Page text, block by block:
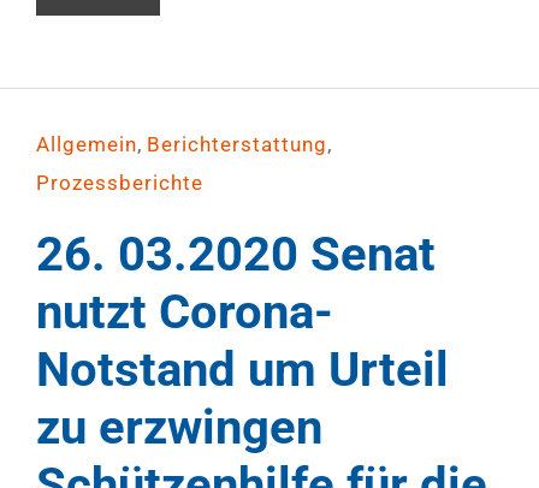
Allgemein, Berichterstattung,
Prozessberichte
26. 03.2020 Senat
nutzt Corona-
Notstand um Urteil
zu erzwingen